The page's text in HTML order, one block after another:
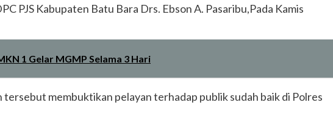
PJS Kabupaten Batu Bara Drs. Ebson A. Pasaribu,Pada Kamis
1 Gelar MGMP Selama 3 Hari
tersebut membuktikan pelayan terhadap publik sudah baik di Polres